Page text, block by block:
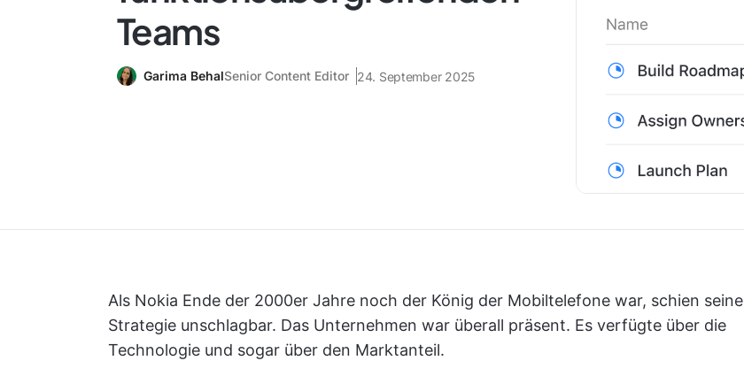
Teams
Garima BehalSenior Content Editor 24. September 2025
Als Nokia Ende der 2000er Jahre noch der König der Mobiltelefone war, schien seine
Strategie unschlagbar. Das Unternehmen war überall präsent. Es verfügte über die
Technologie und sogar über den Marktanteil.